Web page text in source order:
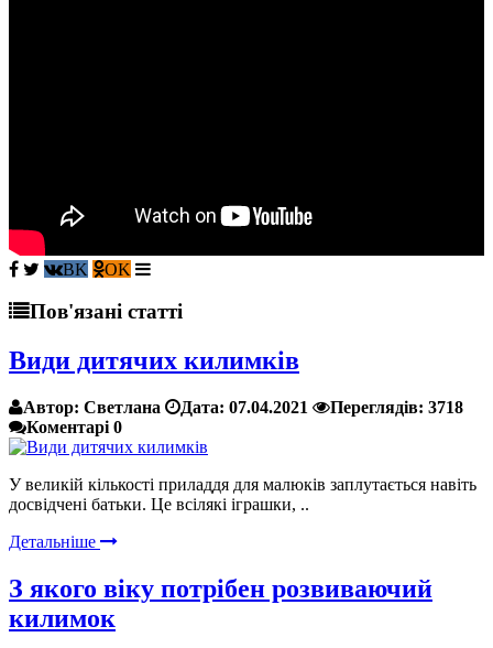
Пов'язані статті
Види дитячих килимків
Автор: Светлана Дата: 07.04.2021 Переглядів: 3718
Коментарі 0
У великій кількості приладдя для малюків заплутається навіть
досвідчені батьки. Це всілякі іграшки, ..
Детальніше
З якого віку потрібен розвиваючий
килимок